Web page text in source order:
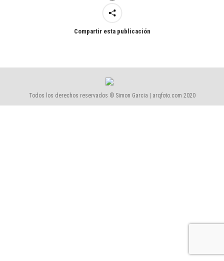
Compartir esta publicación
Todos los derechos reservados © Simon Garcia | arqfoto.com 2020